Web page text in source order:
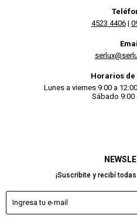
¡Suscribite y recibí
4523 4406|
Horarios
Lunes a viernes 9:00 a
Sábado 9:00